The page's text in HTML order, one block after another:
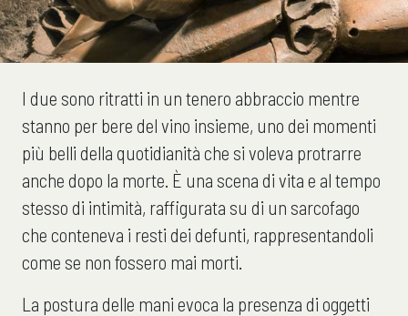
I due sono ritratti in un tenero abbraccio mentre
stanno per bere del vino insieme, uno dei momenti
più belli della quotidianità che si voleva protrarre
anche dopo la morte. È una scena di vita e al tempo
stesso di intimità, raffigurata su di un sarcofago
che conteneva i resti dei defunti, rappresentandoli
come se non fossero mai morti.
La postura delle mani evoca la presenza di oggetti